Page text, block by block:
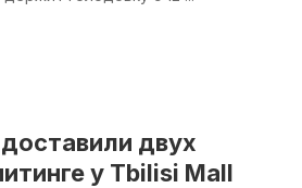
двух
у Tbilisi Mall